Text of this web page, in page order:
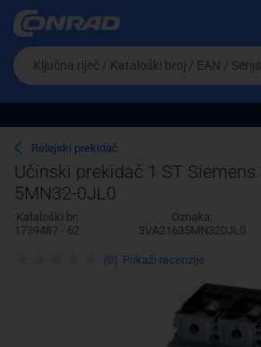
Ova postavka prilagođava
cijene vašim potrebama.
Pravno lice
Da
biste
potražili
proizvod,
unesite
ključnu
riječ,
kataloški
broj,
EAN
ili
Relejski prekidač
Učinski prekidač 1 ST Siemens
5MN32-0JL0
Kataloški br:
1739487 - 62
Oznaka:
3VA21635MN320JL0
(0) Prikaži recenzije